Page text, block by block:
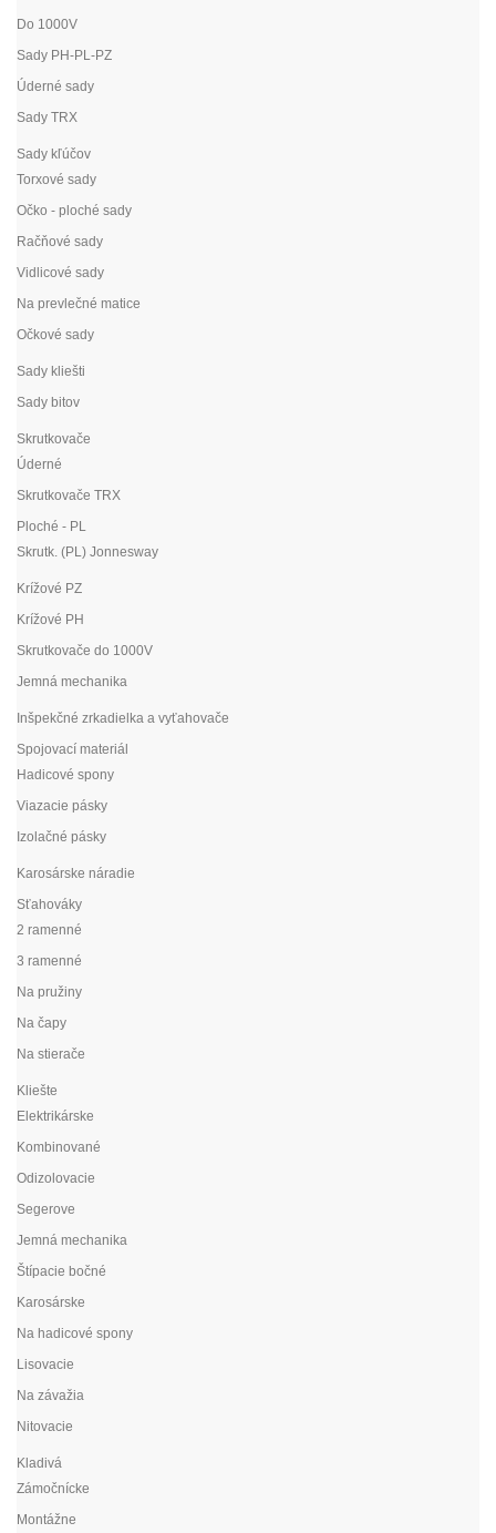
Do 1000V
Sady PH-PL-PZ
Úderné sady
Sady TRX
Sady kľúčov
Torxové sady
Očko - ploché sady
Račňové sady
Vidlicové sady
Na prevlečné matice
Očkové sady
Sady kliešti
Sady bitov
Skrutkovače
Úderné
Skrutkovače TRX
Ploché - PL
Skrutk. (PL) Jonnesway
Krížové PZ
Krížové PH
Skrutkovače do 1000V
Jemná mechanika
Inšpekčné zrkadielka a vyťahovače
Spojovací materiál
Hadicové spony
Viazacie pásky
Izolačné pásky
Karosárske náradie
Sťahováky
2 ramenné
3 ramenné
Na pružiny
Na čapy
Na stierače
Kliešte
Elektrikárske
Kombinované
Odizolovacie
Segerove
Jemná mechanika
Štípacie bočné
Karosárske
Na hadicové spony
Lisovacie
Na závažia
Nitovacie
Kladivá
Zámočnícke
Montážne